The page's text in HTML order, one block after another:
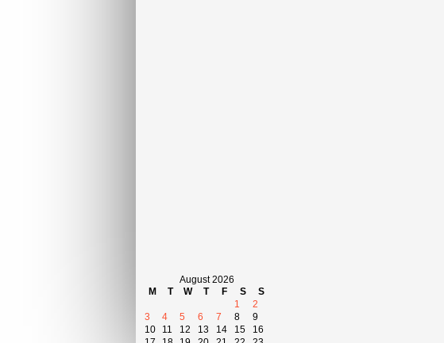
August 2026
M
T W T F S
S
1
2
3
4 5 6 7 8
9
10
11 12 13 14 15
16